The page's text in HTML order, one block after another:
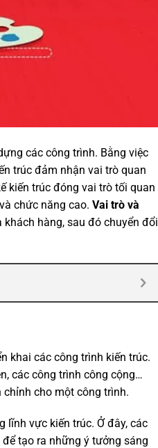
các công trình. Bằng việc
trúc đảm nhận vai trò quan
kiến trúc đóng vai trò tối quan
chức năng cao. Vai trò và
hàng, sau đó chuyển đổi
khai các công trình kiến trúc.
các công trình công cộng…
chỉnh cho một công trình.
lĩnh vực kiến trúc. Ở đây, các
tạo ra những ý tưởng sáng